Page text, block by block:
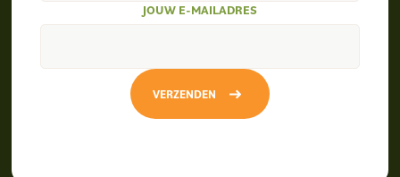
JOUW E-MAILADRES
VERZENDEN